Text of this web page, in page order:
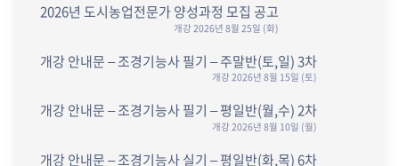
2026년 도시농업전문가 양성과정 모집 공고
개강 2026년 8월 25일 (화)
개강 안내문 – 조경기능사 필기 – 주말반(토,일) 3차
개강 2026년 8월 15일 (토)
개강 안내문 – 조경기능사 필기 – 평일반(월,수) 2차
개강 2026년 8월 10일 (월)
개강 안내문 – 조경기능사 실기 – 평일반(화,목) 6차